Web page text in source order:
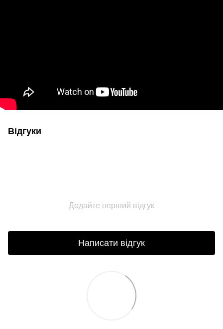
Відгуки
Додайте перший відгук
Написати відгук